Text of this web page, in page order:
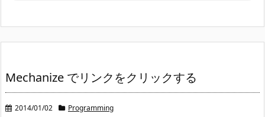
Mechanize でリンクをクリックする
2014/01/02 Programming